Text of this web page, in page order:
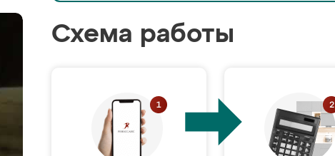
Схема работы